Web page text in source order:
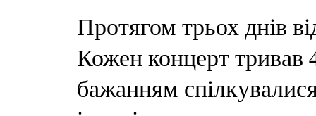
Протягом трьох днів
Кожен концерт тривав
бажанням